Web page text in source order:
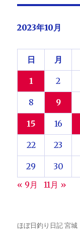
2023年10月
日 月
1 2
8 9
15 16
22 23
29 30
« 9月
11月 »
ほぼ日釣り日記 宮城